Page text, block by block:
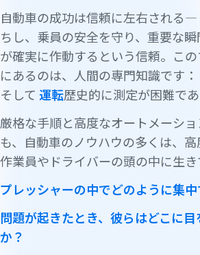
自動車の成功は信頼に左右される
ちし、乗員の安全を守り、重要な
が確実に作動するという信頼。こ
にあるのは、人間の専門知識です：
そして 運転歴史的に測定が困難であ
厳格な手順と高度なオートメーシ
も、自動車のノウハウの多くは、
作業員やドライバーの頭の中に生き
プレッシャーの中でどのように集中
問題が起きたとき、彼らはどこに
か？